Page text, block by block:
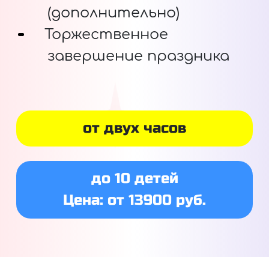
(дополнительно)
Торжественное
завершение праздника
от двух часов
до 10 детей
Цена: от 13900 руб.